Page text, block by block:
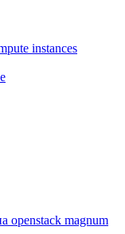
instances
openstack magnum